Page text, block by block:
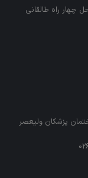
راه طالقانی
پزشكان وليعصر